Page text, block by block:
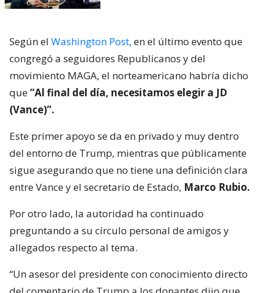
Según el Washington Post, en el último evento que
congregó a seguidores Republicanos y del
movimiento MAGA, el norteamericano habría dicho
que“Al final del día, necesitamos elegir a JD
(Vance)”.
Este primer apoyo se da en privado y muy dentro
del entorno de Trump, mientras que públicamente
sigue asegurando que no tiene una definición clara
entre Vance y el secretario de Estado, Marco Rubio.
Por otro lado, la autoridad ha continuado
preguntando a su círculo personal de amigos y
allegados respecto al tema.
“Un asesor del presidente con conocimiento directo